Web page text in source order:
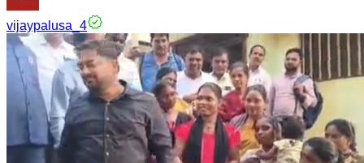
vijaypalusa_4